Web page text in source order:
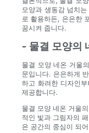
모양과 생동감 넘치
로 활용하든, 은은한
꿈시켜 줍니다.
- 물결 모양의
물결 모양 네온 거울
문입니다. 은은하게
하고 화려한 디자인
제공합니다.
물결 모양 네온 거울
적인 빛과 그림자의
은 공간의 중심이 되